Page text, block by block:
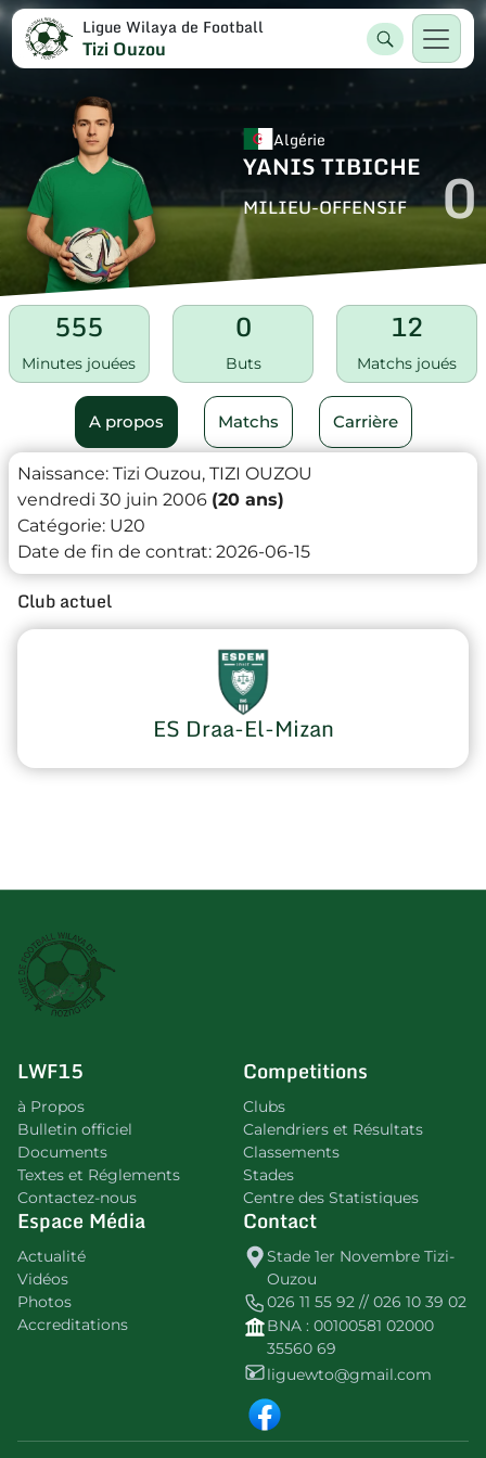
Ligue Wilaya de Football
Tizi Ouzou
Algérie
YANIS TIBICHE
MILIEU-OFFENSIF 0
555
Minutes jouées
0
Buts
12
Matchs joués
A propos Matchs Carrière
Naissance: Tizi Ouzou, TIZI OUZOU
vendredi 30 juin 2006 (20 ans)
Catégorie: U20
Date de fin de contrat: 2026-06-15
Club actuel
ES Draa-El-Mizan
LWF15
à Propos
Bulletin officiel
Documents
Textes et Réglements
Contactez-nous
Competitions
Clubs
Calendriers et Résultats
Classements
Stades
Centre des Statistiques
Espace Média
Actualité
Vidéos
Photos
Accreditations
Contact
Stade 1er Novembre Tizi-
Ouzou
026 11 55 92 // 026 10 39 02
BNA : 00100581 02000
35560 69
liguewto@gmail.com